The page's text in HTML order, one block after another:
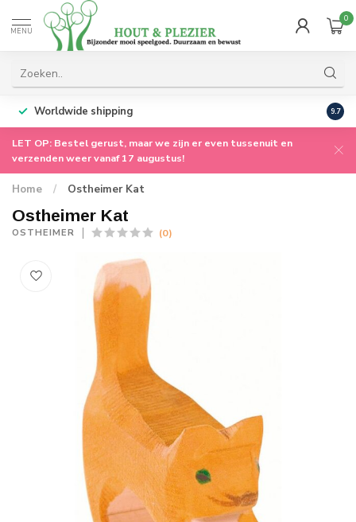
MENU
0
Worldwide shipping 9.7
LET OP: Bestel gerust, maar we zijn er even tussenuit en
verzenden weer vanaf 17 augustus!
Home / Ostheimer Kat
Ostheimer Kat
OSTHEIMER (0)